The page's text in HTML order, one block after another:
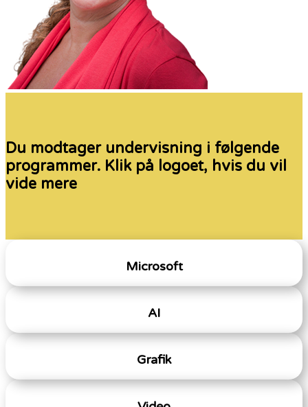
Du modtager undervisning i følgende
programmer. Klik på logoet, hvis du vil
vide mere
Microsoft
AI
Grafik